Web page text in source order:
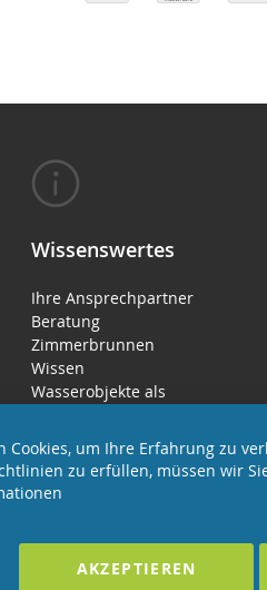
Wissenswertes
Ihre Ansprechpartner
Beratung
Zimmerbrunnen
Wissen
Wasserobjekte als
Cookies, um Ihre Erfahrung zu
zu erfüllen, müssen wir
AKZEPTIEREN